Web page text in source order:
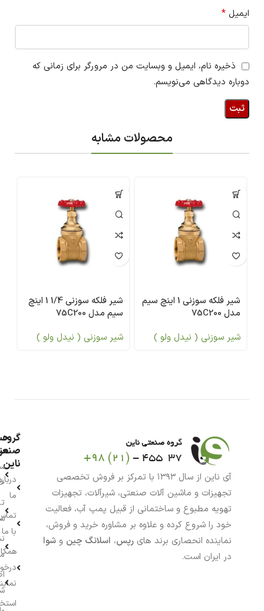
ایمیل *
ذخیره نام، ایمیل و وبسایت من در مرورگر برای زمانی که
دوباره دیدگاهی می‌نویسم.
محصولات مشابه
شیر فلکه سوزنی 1 اینچ سیم
مدل 75C200
شیر سوزنی ( نیدل ولو )
شیر فلکه سوزنی 1/4 1 اینچ
سیم مدل 75C200
شیر سوزنی ( نیدل ولو )
آی ناین از سال ۱۳۹۳ با تمرکز بر فروش تخصصی
تجهیزات و ماشین آلات صنعتی، شیرآلات، تجهیزات
تهویه مطبوع و ساختمانی از قبیل پمپ آب، فعالیت
خود را شروع کرده و علاوه بر مشاوره خرید و فروش،
نماینده انحصاری برند های رپس، اسلانگ چین و شوا
در ایران است.
گروه
ناین
ما
با ما